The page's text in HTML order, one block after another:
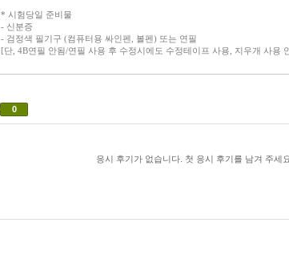
* 시험당일 준비물
- 신분증
- 검정색 필기구 (컴퓨터용 싸인펜, 볼펜) 또는 연필
[단, 4B연필 안됨/연필 사용 후 수정시에도 수정테이프 사용, 지우개 사용